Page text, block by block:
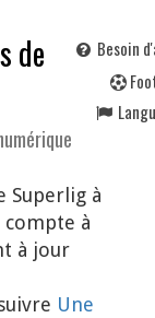
de
Besoin
F
Superlig à
à
à jour
Une